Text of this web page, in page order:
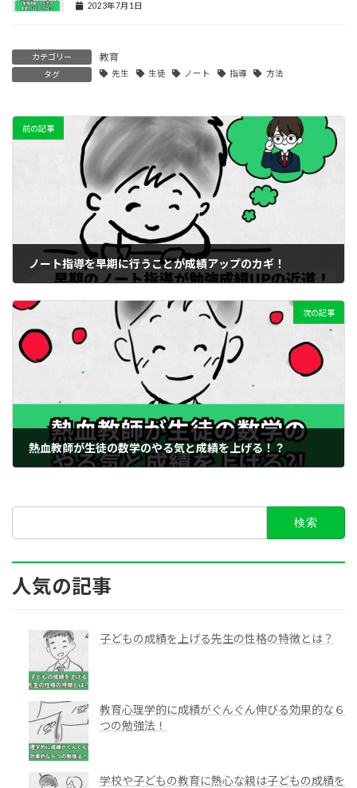
2023年7月1日
カテゴリー 教育
タグ 先生 生徒 ノート 指導 方法
前の記事
ノート指導を早期に行うことが成績アップのカギ！
次の記事
熱血教師が生徒の数学のやる気と成績を上げる！？
人気の記事
子どもの成績を上げる先生の性格の特徴とは？
教育心理学的に成績がぐんぐん伸びる効果的な６
つの勉強法！
学校や子どもの教育に熱心な親は子どもの成績を